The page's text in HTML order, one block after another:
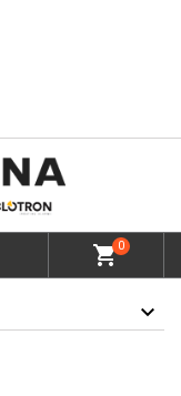
shopping_cart0